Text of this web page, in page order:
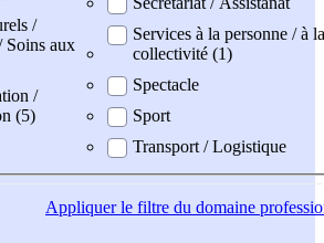
/
Soins aux
/
(5)
Services à la personne / à la
collectivité (1)
Spectacle
Sport
Transport / Logistique
Appliquerle filtre du domaine